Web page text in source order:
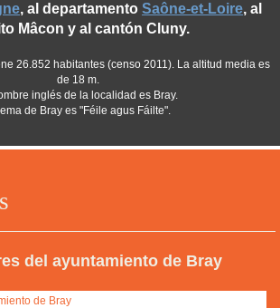
del ayuntamiento de Bray
de Bray
, al departamento Saône-et-Loire, al
Mâcon y al cantón Cluny.
26.852 habitantes (censo 2011). La altitud media es
de 18 m.
inglés de la localidad es Bray.
de Bray es "Féile agus Fáilte".